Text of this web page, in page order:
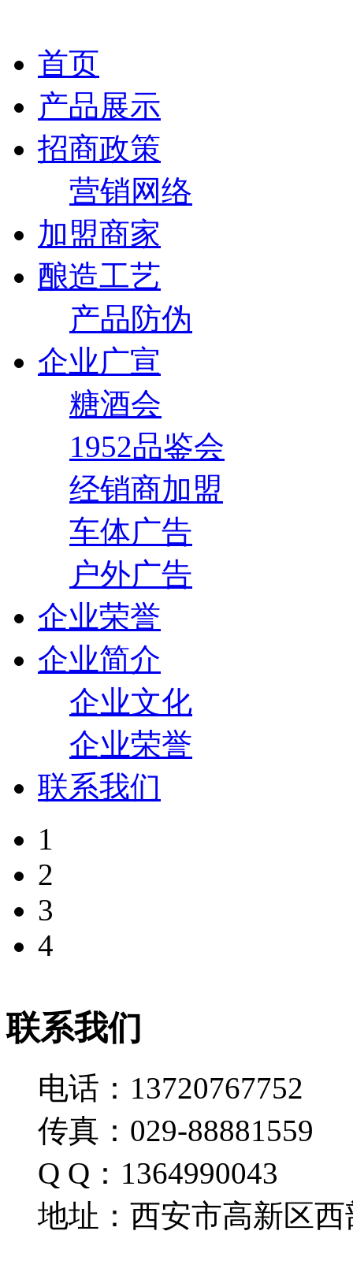
首页
产品展示
招商政策
营销网络
加盟商家
酿造工艺
产品防伪
企业广宣
糖酒会
1952品鉴会
经销商加盟
车体广告
户外广告
企业荣誉
企业简介
企业文化
企业荣誉
联系我们
1
2
3
4
联系我们
电话：13720767752
传真：029-88881559
Q Q：1364990043
地址：西安市高新区西